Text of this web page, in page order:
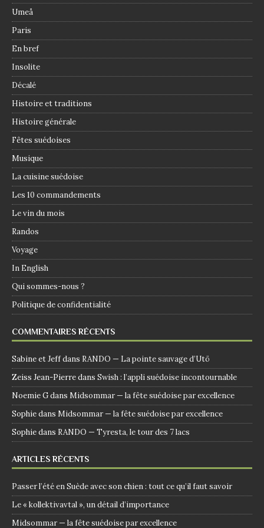
Umeå
Paris
En bref
Insolite
Décalé
Histoire et traditions
Histoire générale
Fêtes suédoises
Musique
La cuisine suédoise
Les 10 commandements
Le vin du mois
Randos
Voyage
In English
Qui sommes-nous ?
Politique de confidentialité
COMMENTAIRES RÉCENTS
Sabine et Jeffdans RANDO — La pointe sauvage d’Utö
Zeiss Jean-Pierredans Swish : l’appli suédoise incontournable
Noemie Gdans Midsommar — la fête suédoise par excellence
Sophiedans Midsommar — la fête suédoise par excellence
Sophiedans RANDO — Tyresta, le tour des 7 lacs
ARTICLES RÉCENTS
Passer l’été en Suède avec son chien : tout ce qu’il faut savoir
Le « kollektivavtal », un détail d’importance
Midsommar — la fête suédoise par excellence